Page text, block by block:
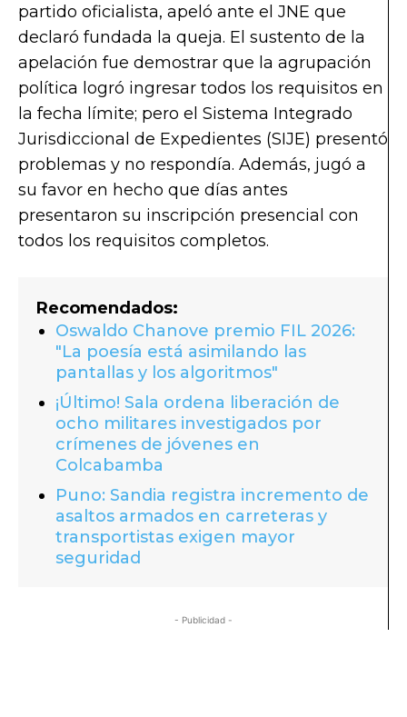
partido oficialista, apeló ante el JNE que
declaró fundada la queja. El sustento de la
apelación fue demostrar que la agrupación
política logró ingresar todos los requisitos en
la fecha límite; pero el Sistema Integrado
Jurisdiccional de Expedientes (SIJE) presentó
problemas y no respondía. Además, jugó a
su favor en hecho que días antes
presentaron su inscripción presencial con
todos los requisitos completos.
Recomendados:
Oswaldo Chanove premio FIL 2026:
"La poesía está asimilando las
pantallas y los algoritmos"
¡Último! Sala ordena liberación de
ocho militares investigados por
crímenes de jóvenes en
Colcabamba
Puno: Sandia registra incremento de
asaltos armados en carreteras y
transportistas exigen mayor
seguridad
- Publicidad -